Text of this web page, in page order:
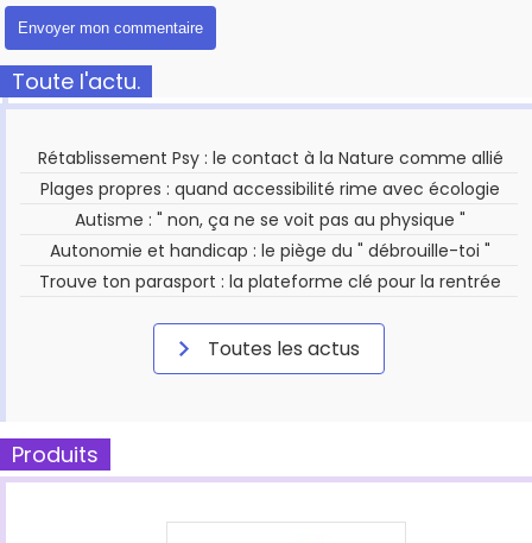
Toute l'actu.
Rétablissement Psy : le contact à la Nature comme allié
Plages propres : quand accessibilité rime avec écologie
Autisme : " non, ça ne se voit pas au physique "
Autonomie et handicap : le piège du " débrouille-toi "
Trouve ton parasport : la plateforme clé pour la rentrée
Toutes les actus
Produits